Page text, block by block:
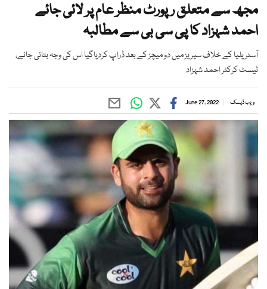
مجھ سے متعلق رپورٹ منظر عام پر لائی جائے
احمد شہزاد کا پی سی بی سے مطالبہ
آسٹریلیا کے خلاف سیریز میں دو میچز کے بعد ڈراپ کردیاگیا اس کی وجہ بتائی جائے،
ٹیسٹ کرکٹر احمد شہزاد
ویب ڈیسک June 27, 2022